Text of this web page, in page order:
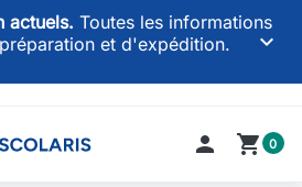
actuels. Toutes les informations
et d'expédition.
keyboard_arrow_down
 shopping_cart 0